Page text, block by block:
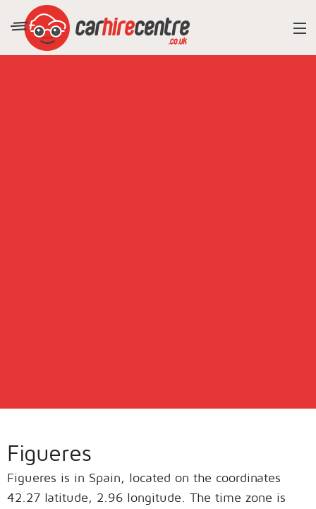
Figueres
Figueres is in Spain, located on the coordinates
42.27 latitude, 2.96 longitude. The time zone is